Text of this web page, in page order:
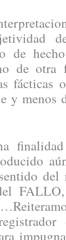
de
de otra
fácticas
y menos
del